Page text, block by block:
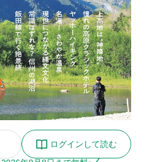
ログインして読む